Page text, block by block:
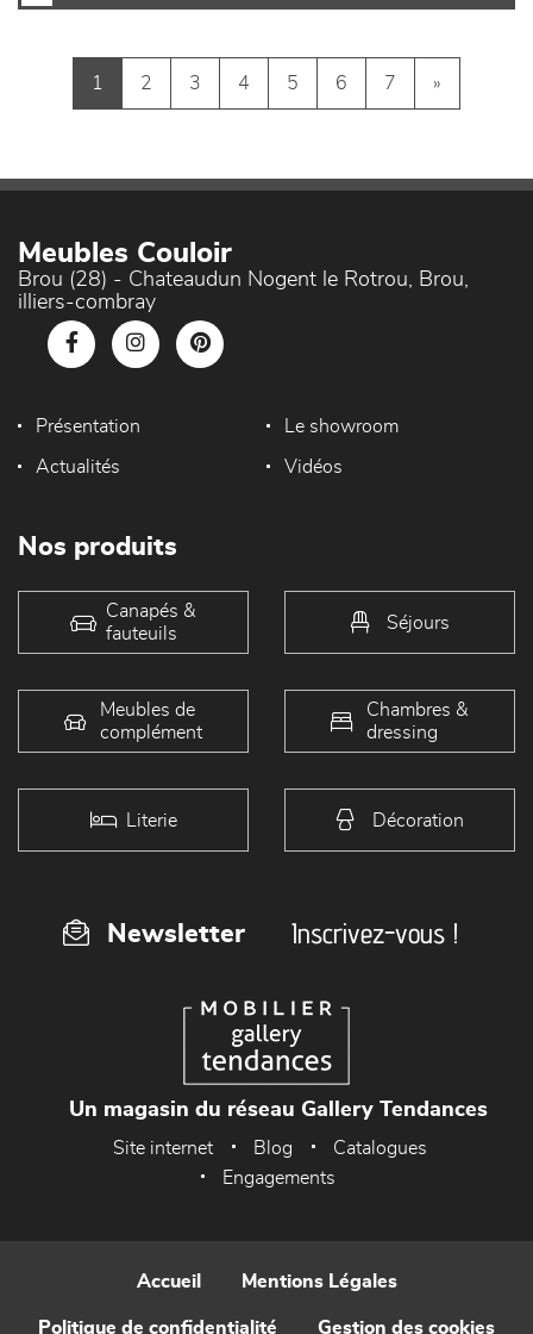
1 2 3 4 5 6 7 »
Meubles Couloir
Brou (28) - Chateaudun Nogent le Rotrou, Brou,
illiers-combray
Présentation Le showroom
Actualités Vidéos
Nos produits
Canapés &
fauteuils
Séjours
Meubles de
complément
Chambres &
dressing
Literie Décoration
Newsletter Inscrivez-vous !
Un magasin du réseau Gallery Tendances
Site internet Blog
Catalogues
Engagements
Accueil Mentions Légales
Politique de confidentialité Gestion des cookies